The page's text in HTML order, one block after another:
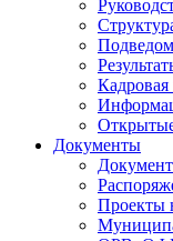
Кадровая
Документы
Проекты